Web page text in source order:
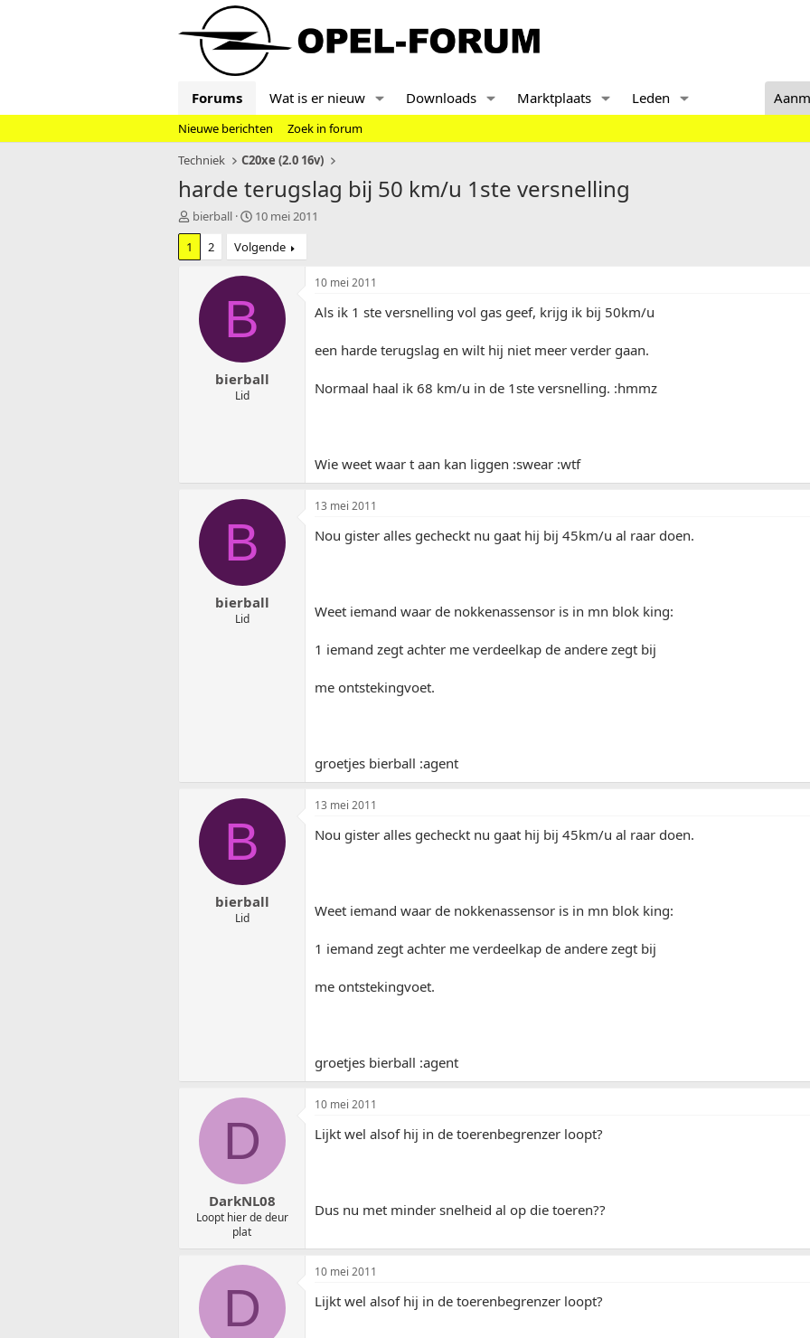
Forums Wat is er nieuw Downloads Marktplaats Leden
Nieuwe berichten
Zoek in forum
Techniek
C20xe (2.0 16v)
harde terugslag bij 50 km/u 1ste versnelling
T
o
i
bierball
S
a
r
t
a
t
m
10 mei 2011
1
2 Volgende
B
bierball
Lid
10 mei 2011
Als ik 1 ste versnelling vol gas geef, krijg ik bij 50km/u
een harde terugslag en wilt hij niet meer verder gaan.
Normaal haal ik 68 km/u in de 1ste versnelling. :hmmz
Wie weet waar t aan kan liggen :swear :wtf
B
bierball
Lid
13 mei 2011
Nou gister alles gecheckt nu gaat hij bij 45km/u al raar doen.
Weet iemand waar de nokkenassensor is in mn blok king:
1 iemand zegt achter me verdeelkap de andere zegt bij
me ontstekingvoet.
groetjes bierball :agent
B
bierball
Lid
13 mei 2011
Nou gister alles gecheckt nu gaat hij bij 45km/u al raar doen.
Weet iemand waar de nokkenassensor is in mn blok king:
1 iemand zegt achter me verdeelkap de andere zegt bij
me ontstekingvoet.
groetjes bierball :agent
D
DarkNL08
Loopt hier de deur
plat
10 mei 2011
Lijkt wel alsof hij in de toerenbegrenzer loopt?
Dus nu met minder snelheid al op die toeren??
D
10 mei 2011
Lijkt wel alsof hij in de toerenbegrenzer loopt?